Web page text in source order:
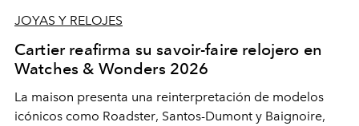
JOYAS Y RELOJES
Cartier reafirma su savoir-faire relojero en
Watches & Wonders 2026
La maison presenta una reinterpretación de modelos
icónicos como Roadster, Santos-Dumont y Baignoire,